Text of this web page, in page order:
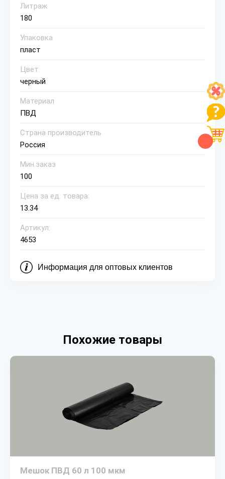
Литраж
180
Упаковка
пласт
Цвет
черный
Материал
ПВД
Страна производитель
Россия
Мин.заказ
100
Цена за ед. товара:
13.34
Артикул:
4653
Информация для оптовых клиентов
Похожие товары
Мешок ПВД 60 л 100 мкм